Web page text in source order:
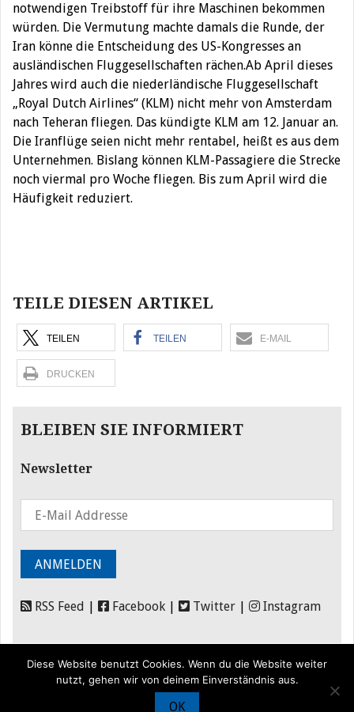
notwendigen Treibstoff für ihre Maschinen bekommen
würden. Die Vermutung machte damals die Runde, der
Iran könne die Entscheidung des US-Kongresses an
ausländischen Fluggesellschaften rächen.Ab April dieses
Jahres wird auch die niederländische Fluggesellschaft
„Royal Dutch Airlines“ (KLM) nicht mehr von Amsterdam
nach Teheran fliegen. Das kündigte KLM am 12. Januar an.
Die Iranflüge seien nicht mehr rentabel, heißt es aus dem
Unternehmen. Bislang können KLM-Passagiere die Strecke
noch viermal pro Woche fliegen. Bis zum April wird die
Häufigkeit reduziert.
TEILE DIESEN ARTIKEL
TEILEN TEILEN E-MAIL
DRUCKEN
BLEIBEN SIE INFORMIERT
Newsletter
RSS Feed Facebook Twitter Instagram
Förderung|
Diese Website benutzt Cookies. Wenn du die Website weiter
nutzt, gehen wir von deinem Einverständnis aus.
OK